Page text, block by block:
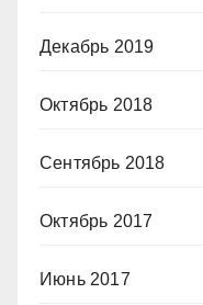
Декабрь 2019
Октябрь 2018
Сентябрь 2018
Октябрь 2017
Июнь 2017